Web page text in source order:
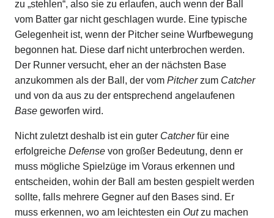
zu „stehlen“, also sie zu erlaufen, auch wenn der Ball
vom Batter gar nicht geschlagen wurde. Eine typische
Gelegenheit ist, wenn der Pitcher seine Wurfbewegung
begonnen hat. Diese darf nicht unterbrochen werden.
Der Runner versucht, eher an der nächsten Base
anzukommen als der Ball, der vom Pitcherzum Catcher
und von da aus zu der entsprechend angelaufenen
Base geworfen wird.
Nicht zuletzt deshalb ist ein guter Catcherfür eine
erfolgreiche Defense von großer Bedeutung, denn er
muss mögliche Spielzüge im Voraus erkennen und
entscheiden, wohin der Ball am besten gespielt werden
sollte, falls mehrere Gegner auf den Bases sind. Er
muss erkennen, wo am leichtesten ein Outzu machen